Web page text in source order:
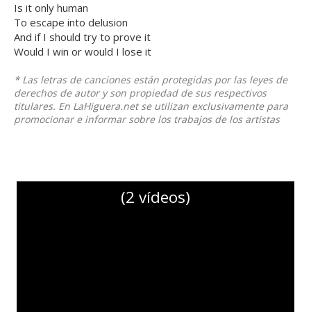
Is it only human
To escape into delusion
And if I should try to prove it
Would I win or would I lose it
* Las letras de canciones están protegidas por las leyes de
derechos de autor y son propiedad de sus respectivos
titulares. En LaHiguera.net se utilizan exclusivamente para
promocionar e informar sobre los trabajos de los artistas
(2 vídeos)